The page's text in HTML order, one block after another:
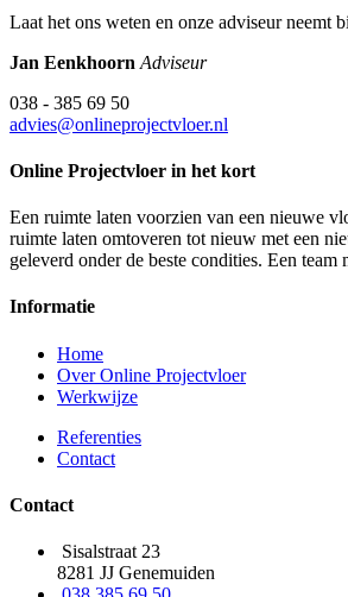
Laat het ons weten en onze adviseur neemt
Jan Eenkhoorn Adviseur
038 - 385 69 50
advies@onlineprojectvloer.nl
Online Projectvloer in het kort
Een ruimte laten voorzien van een nieuwe
ruimte laten omtoveren tot nieuw met een
geleverd onder de beste condities. Een
Informatie
Home
Over Online Projectvloer
Werkwijze
Referenties
Contact
Contact
Sisalstraat 23
8281 JJ Genemuiden